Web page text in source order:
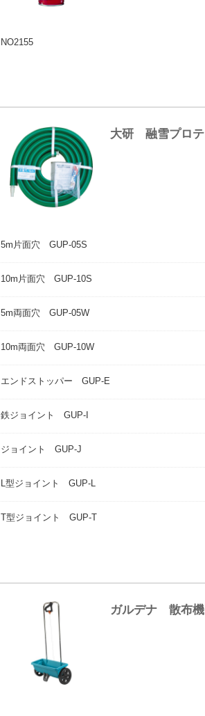
NO2155
大研 融雪プロテ
5m片面穴 GUP-05S
10m片面穴 GUP-10S
5m両面穴 GUP-05W
10m両面穴 GUP-10W
エンドストッパー GUP-E
鉄ジョイント GUP-I
ジョイント GUP-J
L型ジョイント GUP-L
T型ジョイント GUP-T
ガルデナ 散布